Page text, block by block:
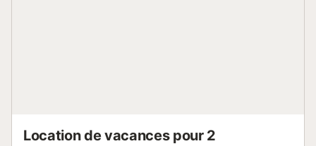
Location de vacances pour 2